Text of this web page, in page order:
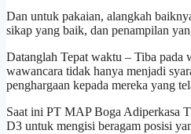
Dan untuk pakaian, alangkah
sikap yang baik, dan penampilan
Datanglah Tepat waktu – Tiba pada
wawancara tidak hanya menjadi
penghargaan kepada mereka yang
Saat ini PT MAP Boga Adiperkasa
D3 untuk mengisi beragam posisi